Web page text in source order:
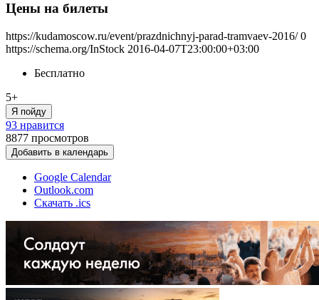
Цены на билеты
https://kudamoscow.ru/event/prazdnichnyj-parad-tramvaev-2016/ 0
https://schema.org/InStock 2016-04-07T23:00:00+03:00
Бесплатно
5+
Я пойду
93 нравится
8877 просмотров
Добавить в календарь
Google Calendar
Outlook.com
Скачать .ics